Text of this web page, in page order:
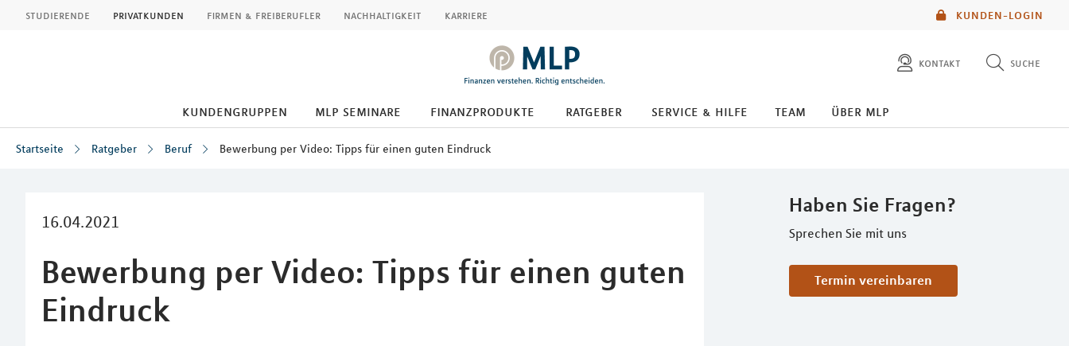
KUNDEN-LOGIN
studierende privatkunden firmen & freiberufler nachhaltigkeit karriere
kontakt suche
diese website durchsuchen
kundengruppen mlp seminare finanzprodukte ratgeber service & hilfe team über mlp
Startseite Ratgeber Beruf Bewerbung per Video: Tipps für einen guten Eindruck
16.04.2021
Bewerbung per Video: Tipps für einen guten
Eindruck
Haben Sie Fragen?
Sprechen Sie mit uns
Termin vereinbaren